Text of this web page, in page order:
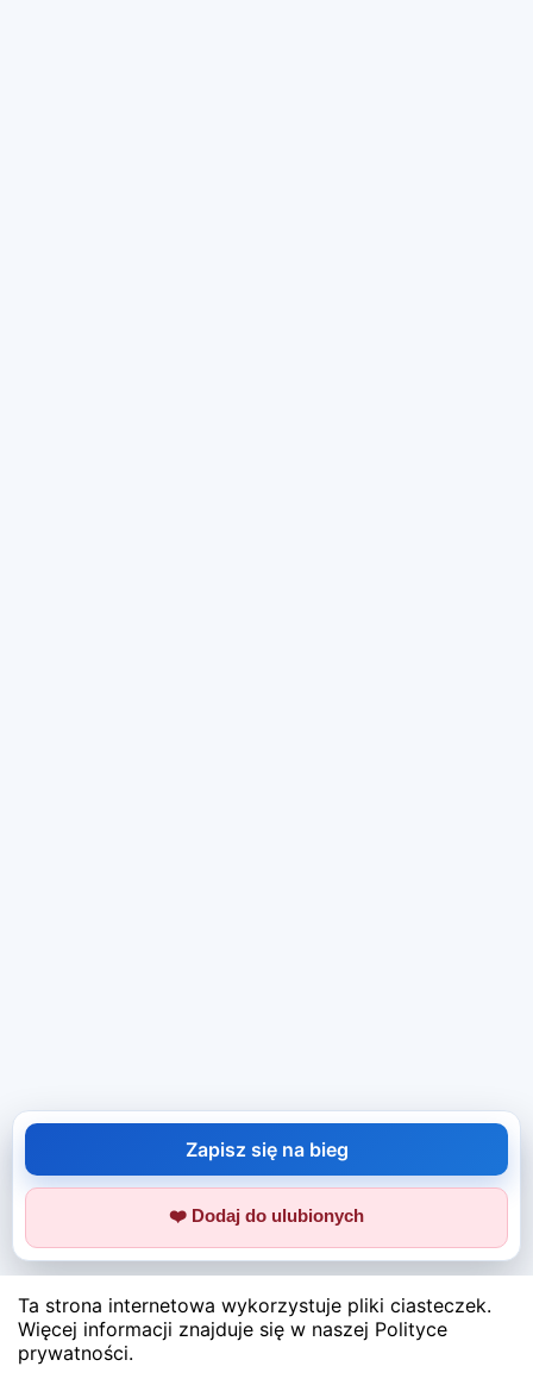
Zapisz się na bieg
❤️ Dodaj do ulubionych
Ta strona internetowa wykorzystuje pliki ciasteczek.
Więcej informacji znajduje się w naszej Polityce
prywatności.